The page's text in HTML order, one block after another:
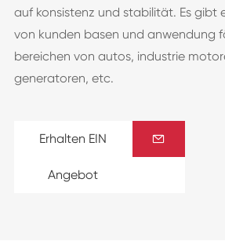
auf konsistenz und stabilität. Es gibt
von kunden basen und anwendung
bereichen von autos, industrie
generatoren, etc.
Erhalten EIN
Angebot
